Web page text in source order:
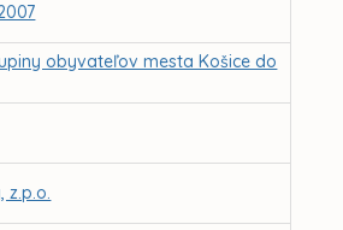
obyvateľov mesta Košice do
z.p.o.